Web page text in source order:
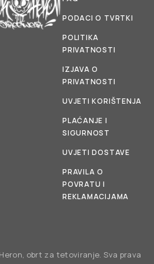
PODACI O TVRTKI
POLITIKA
PRIVATNOSTI
IZJAVA O
PRIVATNOSTI
UVJETI KORIŠTENJA
PLAĆANJE I
SIGURNOST
UVJETI DOSTAVE
PRAVILA O
POVRATU I
REKLAMACIJAMA
obrt za tetoviranje. Sva prava